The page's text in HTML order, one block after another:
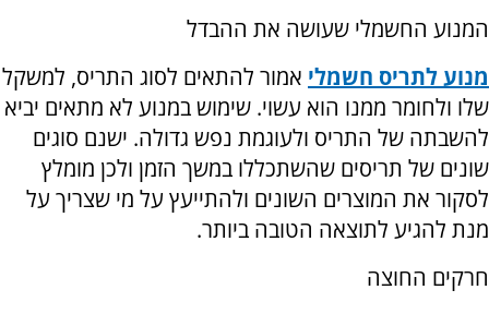
המנוע החשמלי שעושה את ההבדל
מנוע לתריס חשמלי אמור להתאים לסוג התריס, למשקל
שלו ולחומר ממנו הוא עשוי. שימוש במנוע לא מתאים יביא
להשבתה של התריס ולעוגמת נפש גדולה. ישנם סוגים
שונים של תריסים שהשתכללו במשך הזמן ולכן מומלץ
לסקור את המוצרים השונים ולהתייעץ על מי שצריך על
מנת להגיע לתוצאה הטובה ביותר.
חרקים החוצה